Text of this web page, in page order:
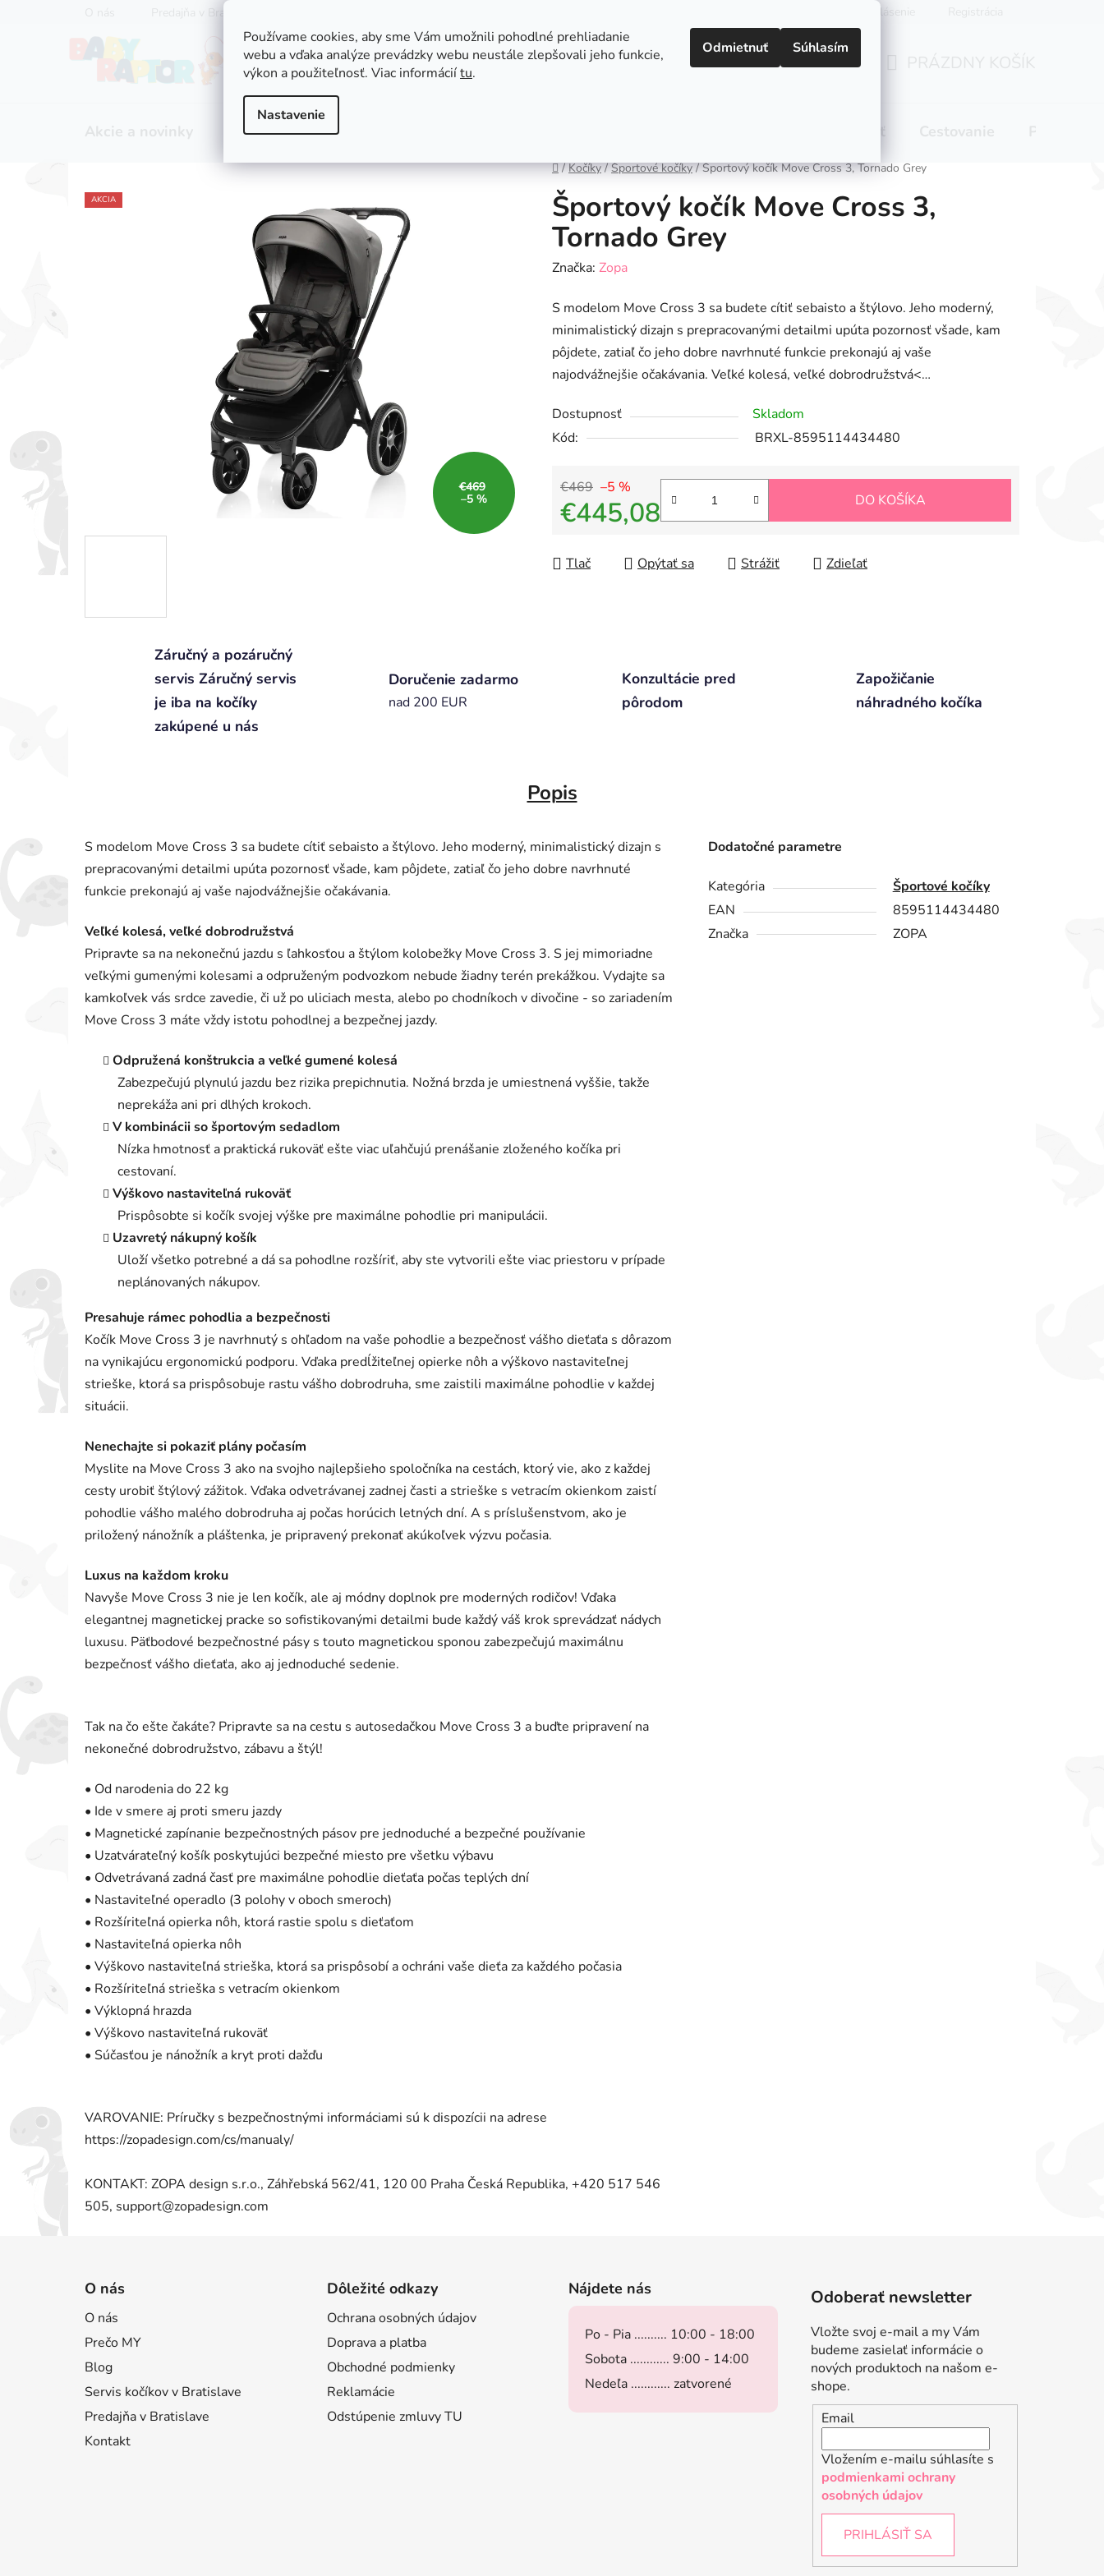
Používame cookies, aby sme Vám umožnili pohodlné prehliadanie
webu a vďaka analýze prevádzky webu neustále zlepšovali jeho funkcie,
výkon a použiteľnosť. Viac informáciítu.
Nastavenie
Odmietnuť Súhlasím
Predajňa v Bratislave Prihlásenie
Zľavy Kočíky
Domov
/ Kočíky / Športové kočíky / Športový kočík Move Cross 3, Tornado Grey
Športový kočík Move Cross 3,
Tornado Grey
Značka: Zopa
S modelom Move Cross 3 sa budete cítiť sebaisto a štýlovo. Jeho moderný,
minimalistický dizajn s prepracovanými detailmi upúta pozornosť všade, kam
pôjdete, zatiaľ čo jeho dobre navrhnuté funkcie prekonajú aj vaše
najodvážnejšie očakávania. Veľké kolesá, veľké dobrodružstvá<…
Dostupnosť
Skladom
Kód:
BRXL-8595114434480
€469 –5 %
€445,08 DO KOŠÍKA
Tlač Opýtať sa Strážiť Zdieľať
AKCIA
€469
–5 %
Záručný a pozáručný
servis Záručný servis
je iba na kočíky
zakúpené u nás
Doručenie zadarmo
nad 200 EUR
Konzultácie pred
pôrodom
Zapožičanie
náhradného kočíka
Popis
S modelom Move Cross 3 sa budete cítiť sebaisto a štýlovo. Jeho moderný, minimalistický dizajn s
prepracovanými detailmi upúta pozornosť všade, kam pôjdete, zatiaľ čo jeho dobre navrhnuté
funkcie prekonajú aj vaše najodvážnejšie očakávania.
Veľké kolesá, veľké dobrodružstvá
Pripravte sa na nekonečnú jazdu s ľahkosťou a štýlom kolobežky Move Cross 3. S jej mimoriadne
veľkými gumenými kolesami a odpruženým podvozkom nebude žiadny terén prekážkou. Vydajte sa
kamkoľvek vás srdce zavedie, či už po uliciach mesta, alebo po chodníkoch v divočine - so zariadením
Move Cross 3 máte vždy istotu pohodlnej a bezpečnej jazdy.
Odpružená konštrukcia a veľké gumené kolesá
Zabezpečujú plynulú jazdu bez rizika prepichnutia. Nožná brzda je umiestnená vyššie, takže
neprekáža ani pri dlhých krokoch.
V kombinácii so športovým sedadlom
Nízka hmotnosť a praktická rukoväť ešte viac uľahčujú prenášanie zloženého kočíka pri
cestovaní.
Výškovo nastaviteľná rukoväť
Prispôsobte si kočík svojej výške pre maximálne pohodlie pri manipulácii.
Uzavretý nákupný košík
Uloží všetko potrebné a dá sa pohodlne rozšíriť, aby ste vytvorili ešte viac priestoru v prípade
neplánovaných nákupov.
Presahuje rámec pohodlia a bezpečnosti
Kočík Move Cross 3 je navrhnutý s ohľadom na vaše pohodlie a bezpečnosť vášho dieťaťa s dôrazom
na vynikajúcu ergonomickú podporu. Vďaka predĺžiteľnej opierke nôh a výškovo nastaviteľnej
strieške, ktorá sa prispôsobuje rastu vášho dobrodruha, sme zaistili maximálne pohodlie v každej
situácii.
Nenechajte si pokaziť plány počasím
Myslite na Move Cross 3 ako na svojho najlepšieho spoločníka na cestách, ktorý vie, ako z každej
cesty urobiť štýlový zážitok. Vďaka odvetrávanej zadnej časti a strieške s vetracím okienkom zaistí
pohodlie vášho malého dobrodruha aj počas horúcich letných dní. A s príslušenstvom, ako je
priložený nánožník a pláštenka, je pripravený prekonať akúkoľvek výzvu počasia.
Luxus na každom kroku
Navyše Move Cross 3 nie je len kočík, ale aj módny doplnok pre moderných rodičov! Vďaka
elegantnej magnetickej pracke so sofistikovanými detailmi bude každý váš krok sprevádzať nádych
luxusu. Päťbodové bezpečnostné pásy s touto magnetickou sponou zabezpečujú maximálnu
bezpečnosť vášho dieťaťa, ako aj jednoduché sedenie.
Tak na čo ešte čakáte? Pripravte sa na cestu s autosedačkou Move Cross 3 a buďte pripravení na
nekonečné dobrodružstvo, zábavu a štýl!
• Od narodenia do 22 kg
• Ide v smere aj proti smeru jazdy
• Magnetické zapínanie bezpečnostných pásov pre jednoduché a bezpečné používanie
• Uzatvárateľný košík poskytujúci bezpečné miesto pre všetku výbavu
• Odvetrávaná zadná časť pre maximálne pohodlie dieťaťa počas teplých dní
• Nastaviteľné operadlo (3 polohy v oboch smeroch)
• Rozšíriteľná opierka nôh, ktorá rastie spolu s dieťaťom
• Nastaviteľná opierka nôh
• Výškovo nastaviteľná strieška, ktorá sa prispôsobí a ochráni vaše dieťa za každého počasia
• Rozšíriteľná strieška s vetracím okienkom
• Výklopná hrazda
• Výškovo nastaviteľná rukoväť
• Súčasťou je nánožník a kryt proti dažďu
VAROVANIE: Príručky s bezpečnostnými informáciami sú k dispozícii na adrese
https://zopadesign.com/cs/manualy/
KONTAKT: ZOPA design s.r.o., Záhřebská 562/41, 120 00 Praha Česká Republika, +420 517 546
505, support@zopadesign.com
Dodatočné parametre
Kategória
Športové kočíky
EAN
8595114434480
Značka
ZOPA
O nás
O nás
Prečo MY
Blog
Servis kočíkov v Bratislave
Predajňa v Bratislave
Kontakt
Dôležité odkazy
Ochrana osobných údajov
Doprava a platba
Obchodné podmienky
Reklamácie
Odstúpenie zmluvy TU
Nájdete nás
Po - Pia .......... 10:00 - 18:00
Sobota ............ 9:00 - 14:00
Nedeľa ............ zatvorené
Odoberať newsletter
Vložte svoj e-mail a my Vám
budeme zasielať informácie o
nových produktoch na našom e-
shope.
Email
Vložením e-mailu súhlasíte s
podmienkami ochrany
osobných údajov
PRIHLÁSIŤ SA